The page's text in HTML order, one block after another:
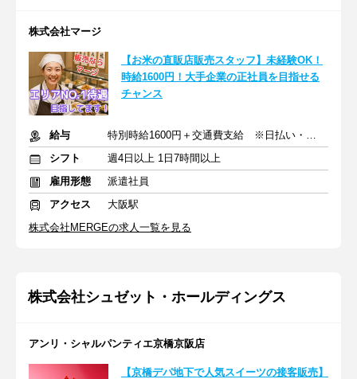
株式会社マージ
【お米の直販店販売スタッフ】未経験OK！
時給1600円！大手企業の正社員を目指せる
チャンス
給与
特別時給1600円＋交通費支給 ※日払い・週払いOK
シフト
週4日以上 1日7時間以上
雇用形態
派遣社員
アクセス
大阪駅
株式会社MERGEの求人一覧を見る
株式会社シュゼット・ホールディングス
アンリ・シャルパンティエ京橋京阪店
【京橋デパ地下で人気スイーツの接客販売】